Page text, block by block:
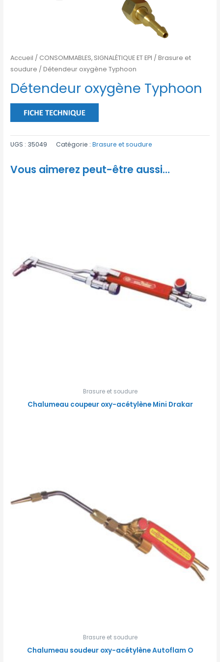
Accueil / CONSOMMABLES, SIGNALÉTIQUE ET EPI /Brasure et
soudure / Détendeur oxygène Typhoon
Détendeur oxygène Typhoon
UGS : 35049 Catégorie :Brasure et soudure
Vous aimerez peut-être aussi…
Brasure et soudure
Chalumeau coupeur oxy-acétylène Mini Drakar
Brasure et soudure
Chalumeau soudeur oxy-acétylène Autoflam O